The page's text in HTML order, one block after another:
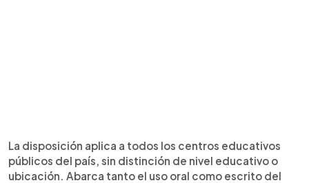
La disposición aplica a todos los centros educativos
públicos del país, sin distinción de nivel educativo o
ubicación. Abarca tanto el uso oral como escrito del